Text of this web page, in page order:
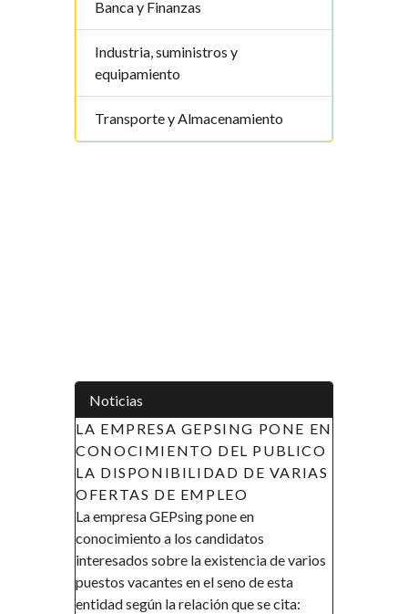
Banca y Finanzas
Industria, suministros y
equipamiento
Transporte y Almacenamiento
Noticias
PONE EN
PUBLICO
DE VARIAS
de varios
APOYO A LAS INICIATIVAS DE
LA MUJER EN GUINEA
ECUATORIAL (AIMUGE) - AVISO
DE RECLUTAMIENTO
AVISO DE RECLUTAMIENTO El
Gobierno de la República de Guinea
Ecuatorial en el marco de su política de
promover la inclusión y la autonomía
financiera, así como el empoderamiento